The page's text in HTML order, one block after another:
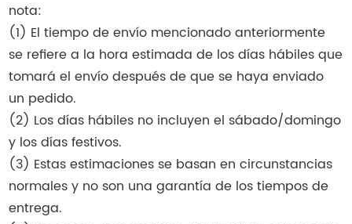
nota:
(1) El tiempo de envío mencionado anteriormente
se refiere a la hora estimada de los días hábiles que
tomará el envío después de que se haya enviado
un pedido.
(2) Los días hábiles no incluyen el sábado/domingo
y los días festivos.
(3) Estas estimaciones se basan en circunstancias
normales y no son una garantía de los tiempos de
entrega.